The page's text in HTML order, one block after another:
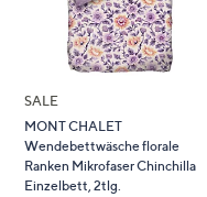
SALE
MONT CHALET
Wendebettwäsche florale
Ranken Mikrofaser Chinchilla
Einzelbett, 2tlg.